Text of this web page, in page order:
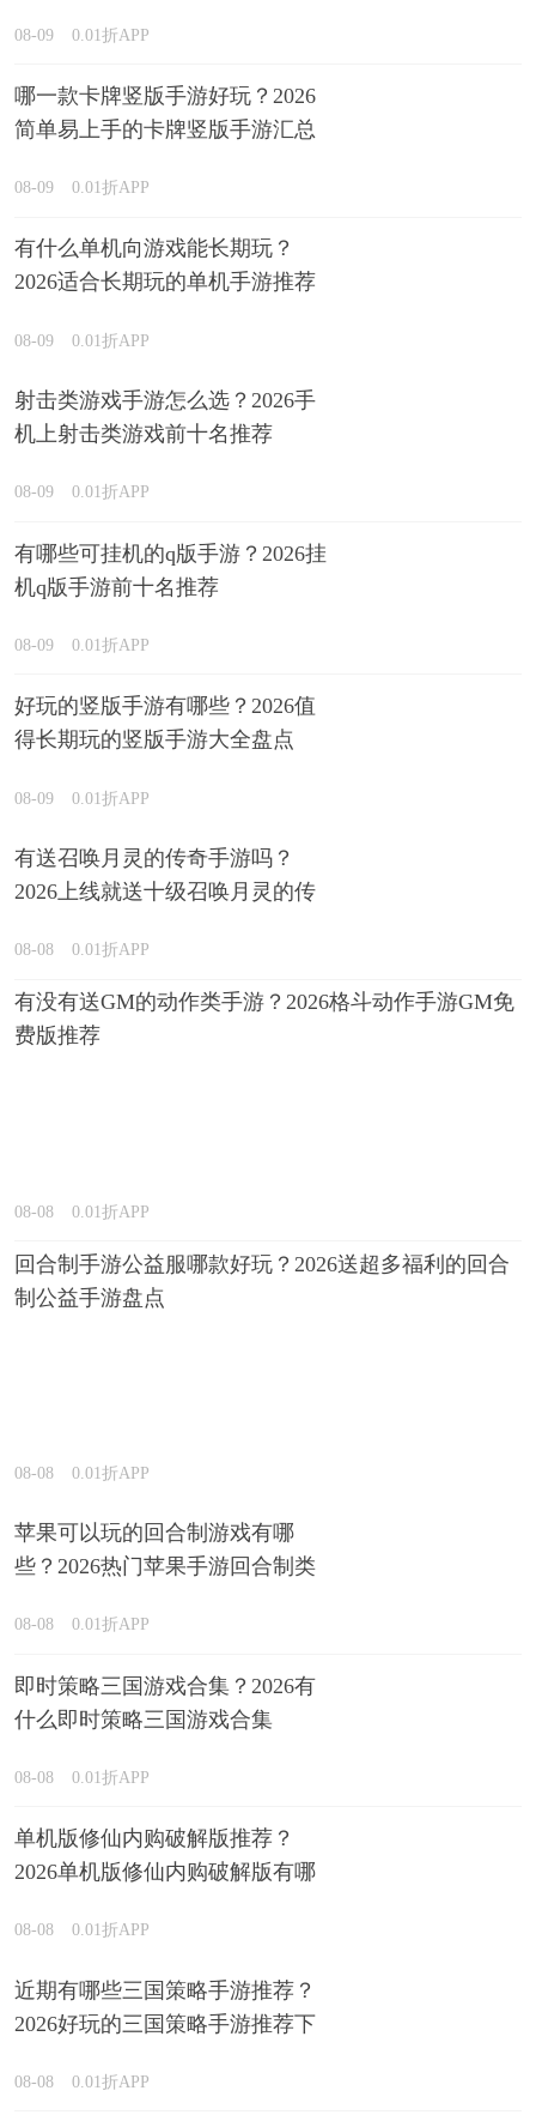
08-09 0.01折APP
哪一款卡牌竖版手游好玩？2026
简单易上手的卡牌竖版手游汇总
08-09 0.01折APP
有什么单机向游戏能长期玩？
2026适合长期玩的单机手游推荐
08-09 0.01折APP
射击类游戏手游怎么选？2026手
机上射击类游戏前十名推荐
08-09 0.01折APP
有哪些可挂机的q版手游？2026挂
机q版手游前十名推荐
08-09 0.01折APP
好玩的竖版手游有哪些？2026值
得长期玩的竖版手游大全盘点
08-09 0.01折APP
有送召唤月灵的传奇手游吗？
2026上线就送十级召唤月灵的传
08-08 0.01折APP
有没有送GM的动作类手游？2026格斗动作手游GM免
费版推荐
08-08 0.01折APP
回合制手游公益服哪款好玩？2026送超多福利的回合
制公益手游盘点
08-08 0.01折APP
苹果可以玩的回合制游戏有哪
些？2026热门苹果手游回合制类
08-08 0.01折APP
即时策略三国游戏合集？2026有
什么即时策略三国游戏合集
08-08 0.01折APP
单机版修仙内购破解版推荐？
2026单机版修仙内购破解版有哪
08-08 0.01折APP
近期有哪些三国策略手游推荐？
2026好玩的三国策略手游推荐下
08-08 0.01折APP